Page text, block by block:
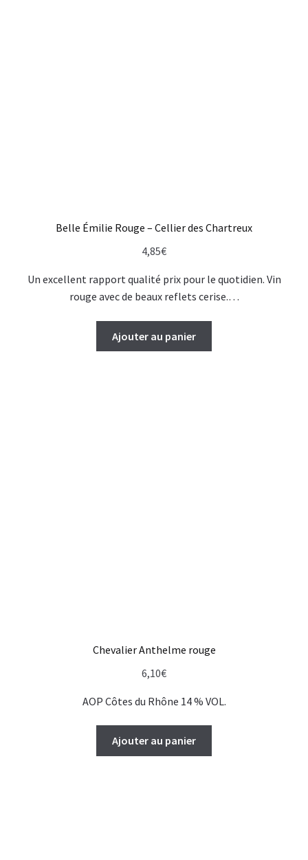
Belle Émilie Rouge – Cellier des Chartreux
4,85€
Un excellent rapport qualité prix pour le quotidien. Vin
rouge avec de beaux reflets cerise.…
Ajouter au panier
Chevalier Anthelme rouge
6,10€
AOP Côtes du Rhône 14 % VOL.
Ajouter au panier